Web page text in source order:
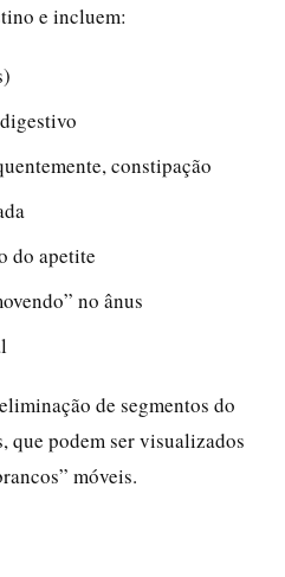
e incluem:
constipação
do apetite
no ânus
de segmentos do
que podem ser visualizados
móveis.